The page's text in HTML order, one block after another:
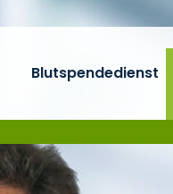
Blutspendedienst